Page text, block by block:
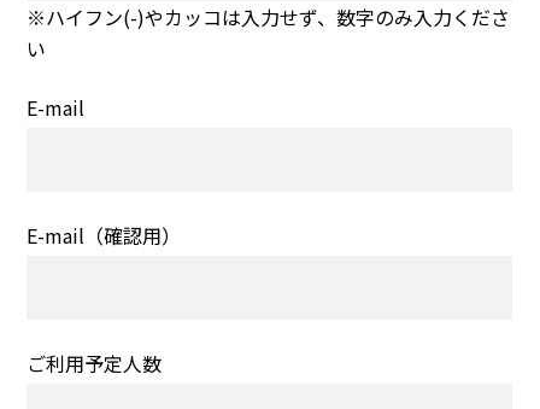
※ハイフン(-)やカッコは入力せず、数字のみ入力くださ
い
E-mail
E-mail（確認用）
ご利用予定人数